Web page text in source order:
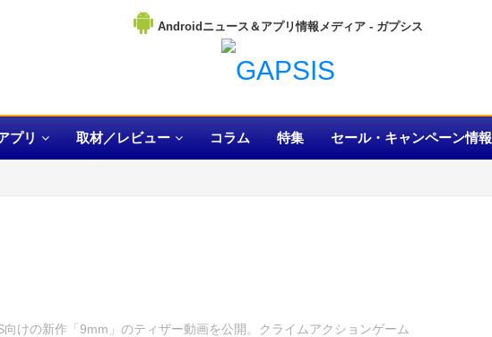
Androidニュース＆アプリ情報メディア
プリ 取材／レビュー コラム 特集 セール・キャンペーン情報
けの新作「9mm」のティザー動画を公開。クライムアクションゲーム